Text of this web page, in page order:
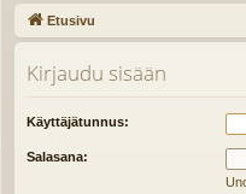
Etusivu
Kirjaudu sisään
Käyttäjätunnus:
Salasana: